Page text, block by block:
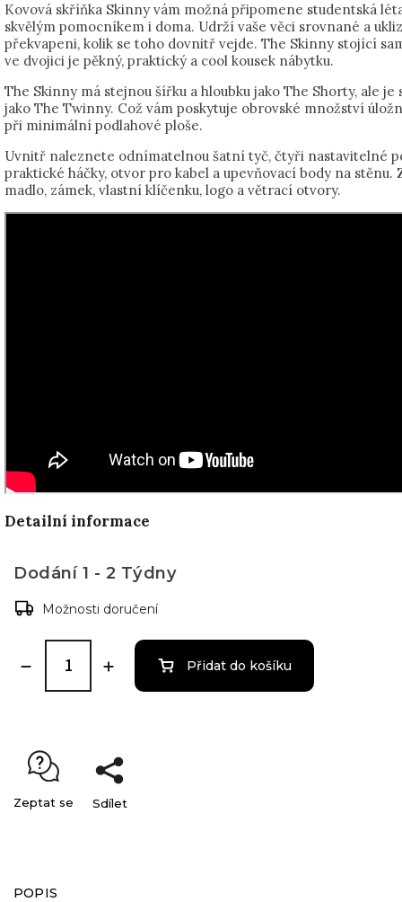
Kovová skříňka Skinny vám možná připomene studentská
skvělým pomocníkem i doma. Udrží vaše věci srovnané a
překvapeni, kolik se toho dovnitř vejde. The Skinny stojící
ve dvojici je pěkný, praktický a cool kousek nábytku.
The Skinny má stejnou šířku a hloubku jako The Shorty, ale je
jako The Twinny. Což vám poskytuje obrovské množství
při minimální podlahové ploše.
Uvnitř naleznete odnímatelnou šatní tyč, čtyři nastavitelné
praktické háčky, otvor pro kabel a upevňovací body na stěnu.
madlo, zámek, vlastní klíčenku, logo a větrací otvory.
Detailní informace
Dodání 1 - 2 Týdny
Možnosti doručení
Přidat do košíku
Zeptat se Sdílet
POPIS